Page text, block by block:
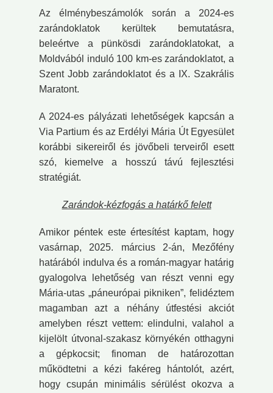
Az élménybeszámolók során a 2024-es
zarándoklatok kerültek bemutatásra,
beleértve a pünkösdi zarándoklatokat, a
Moldvából induló 100 km-es zarándoklatot, a
Szent Jobb zarándoklatot és a IX. Szakrális
Maratont.
A 2024-es pályázati lehetőségek kapcsán a
Via Partium és az Erdélyi Mária Út Egyesület
korábbi sikereiről és jövőbeli terveiről esett
szó, kiemelve a hosszú távú fejlesztési
stratégiát.
Zarándok-kézfogás a határkő felett
Amikor péntek este értesítést kaptam, hogy
vasárnap, 2025. március 2-án, Mezőfény
határából indulva és a román-magyar határig
gyalogolva lehetőség van részt venni egy
Mária-utas „páneurópai pikniken”, felidéztem
magamban azt a néhány útfestési akciót
amelyben részt vettem: elindulni, valahol a
kijelölt útvonal-szakasz környékén otthagyni
a gépkocsit; finoman de határozottan
működtetni a kézi fakéreg hántolót, azért,
hogy csupán minimális sérülést okozva a